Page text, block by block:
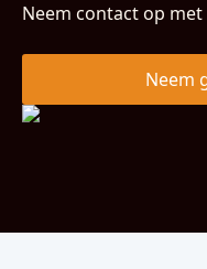
Neem contact op
Neem